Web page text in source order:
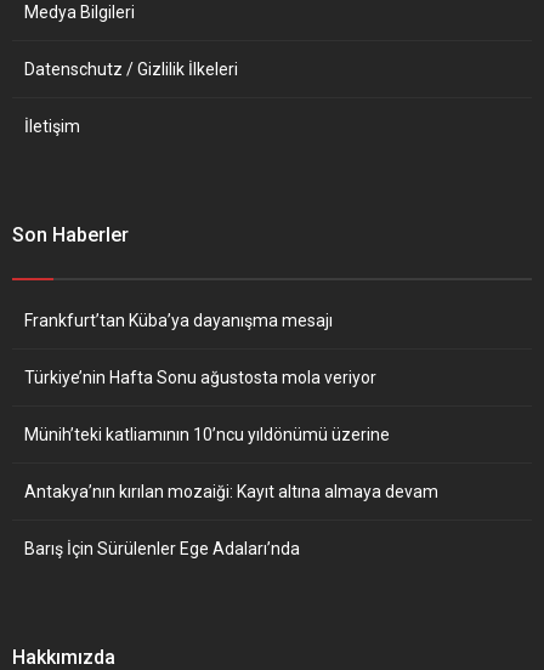
Medya Bilgileri
Datenschutz / Gizlilik İlkeleri
İletişim
Son Haberler
Frankfurt’tan Küba’ya dayanışma mesajı
Türkiye’nin Hafta Sonu ağustosta mola veriyor
Münih’teki katliamının 10’ncu yıldönümü üzerine
Antakya’nın kırılan mozaiği: Kayıt altına almaya devam
Barış İçin Sürülenler Ege Adaları’nda
Hakkımızda